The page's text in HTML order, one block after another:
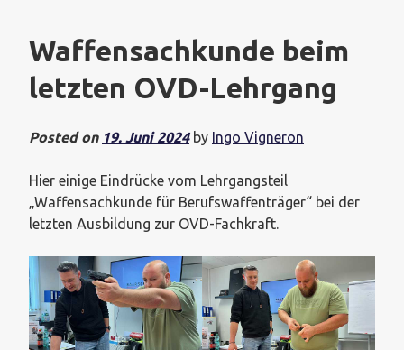
Waffensachkunde beim
letzten OVD-Lehrgang
Posted on 19. Juni 2024by Ingo Vigneron
Hier einige Eindrücke vom Lehrgangsteil
„Waffensachkunde für Berufswaffenträger“ bei der
letzten Ausbildung zur OVD-Fachkraft.